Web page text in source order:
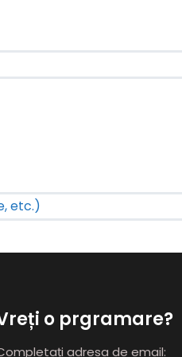
etc.)
o prgramare?
adresa de email: